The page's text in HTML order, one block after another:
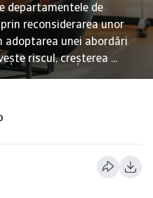
departamentele de
reconsiderarea unor
adoptarea unei abordări
riscul, creșterea ...